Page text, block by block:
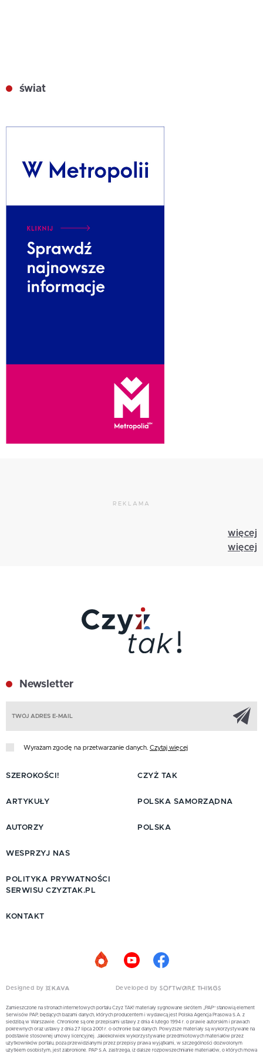
świat
REKLAMA
więcej
więcej
Newsletter
Wyrażam zgodę na przetwarzanie danych. Czytaj więcej
SZEROKOŚCI!
ARTYKUŁY
AUTORZY
CZYŻ TAK
POLSKA SAMORZĄDNA
POLSKA
WESPRZYJ NAS
POLITYKA PRYWATNOŚCI
SERWISU CZYZTAK.PL
KONTAKT
Designed by Developed by
Zamieszczone na stronach internetowych portalu Czyż TAK! materiały sygnowane skrótem „PAP” stanowią element
Serwisów PAP, będących bazami danych, których producentem i wydawcą jest Polska Agencja Prasowa S.A. z
siedzibą w Warszawie. Chronione są one przepisami ustawy z dnia 4 lutego 1994 r. o prawie autorskim i prawach
pokrewnych oraz ustawy z dnia 27 lipca 2001 r. o ochronie baz danych. Powyższe materiały są wykorzystywane na
podstawie stosownej umowy licencyjnej. Jakiekolwiek wykorzystywanie przedmiotowych materiałów przez
użytkowników portalu, poza przewidzianymi przez przepisy prawa wyjątkami, w szczególności dozwolonym
użytkiem osobistym, jest zabronione. PAP S.A. zastrzega, iż dalsze rozpowszechnianie materiałów, o których mowa